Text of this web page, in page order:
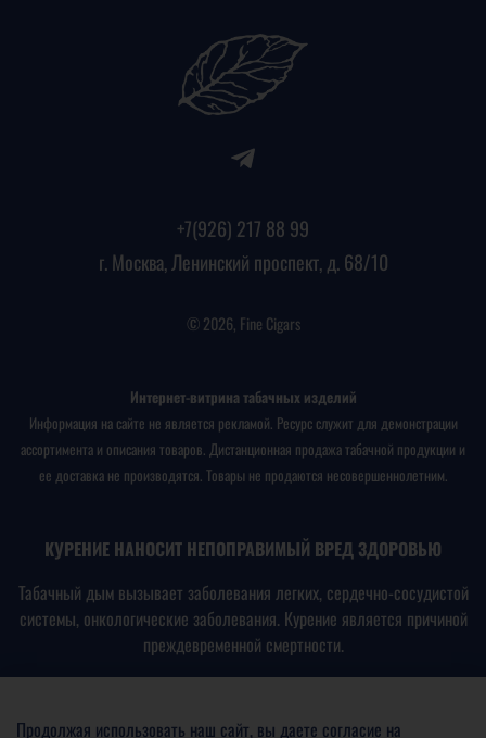
+7(926) 217 88 99
г. Москва, Ленинский проспект, д. 68/10
© 2026, Fine Cigars
Интернет-витрина табачных изделий
Информация на сайте не является рекламой. Ресурс служит для демонстрации
ассортимента и описания товаров. Дистанционная продажа табачной продукции и
ее доставка не производятся. Товары не продаются несовершеннолетним.
КУРЕНИЕ НАНОСИТ НЕПОПРАВИМЫЙ ВРЕД ЗДОРОВЬЮ
Табачный дым вызывает заболевания легких, сердечно-сосудистой
системы, онкологические заболевания. Курение является причиной
преждевременной смертности.
Продолжая использовать наш сайт, вы даете согласие на